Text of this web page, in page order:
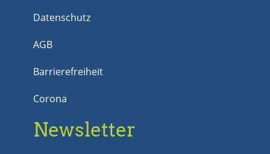
Datenschutz
AGB
Barrierefreiheit
Corona
Newsletter